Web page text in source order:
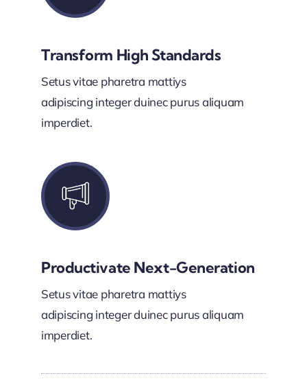
Transform High Standards
Setus vitae pharetra mattiys
adipiscing integer duinec purus aliquam
imperdiet.
Productivate Next-Generation
Setus vitae pharetra mattiys
adipiscing integer duinec purus aliquam
imperdiet.